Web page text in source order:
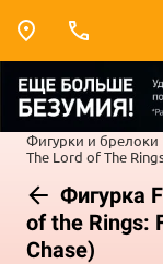
Фигурки и брелоки
The Lord of The
Фигурка
of the Rings:
Chase)